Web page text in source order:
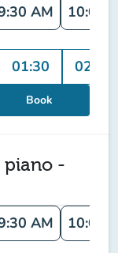
AM 10:00
01:30 02:00
Book
piano -
AM 10:00